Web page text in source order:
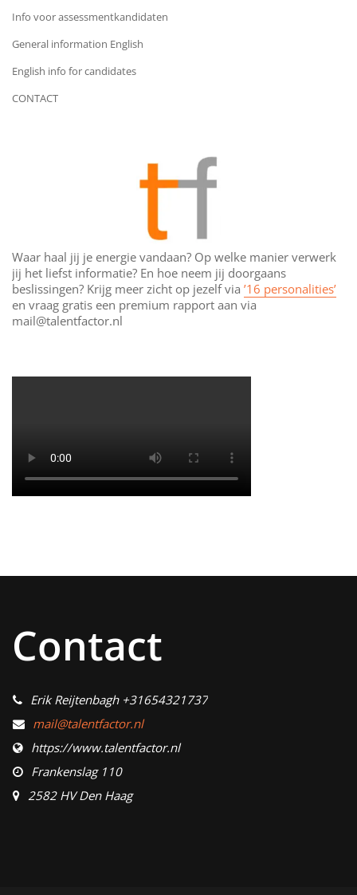
Info voor assessmentkandidaten
General information English
English info for candidates
CONTACT
Waar haal jij je energie vandaan? Op welke manier verwerk
jij het liefst informatie? En hoe neem jij doorgaans
beslissingen? Krijg meer zicht op jezelf via ’16 personalities’
en vraag gratis een premium rapport aan via
mail@talentfactor.nl
Contact
Erik Reijtenbagh +31654321737
mail@talentfactor.nl
https://www.talentfactor.nl
Frankenslag 110
2582 HV Den Haag